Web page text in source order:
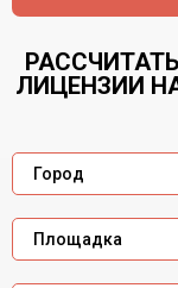
ЛИЦЕНЗИИ
Город
Площадка